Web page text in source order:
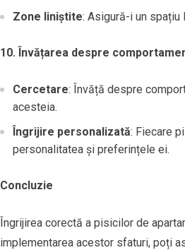
Zone liniștite: Asigură-i un spațiu
10. Învățarea despre
Cercetare: Învăță despre
acesteia.
Îngrijire personalizată: Fiecare
personalitatea și preferințele ei.
Concluzie
Îngrijirea corectă a pisicilor de
implementarea acestor sfaturi, poți